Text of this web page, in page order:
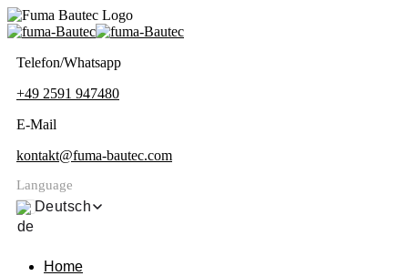
Telefon/Whatsapp
+49 2591 947480
E-Mail
kontakt@fuma-bautec.com
Language
Deutsch
Home